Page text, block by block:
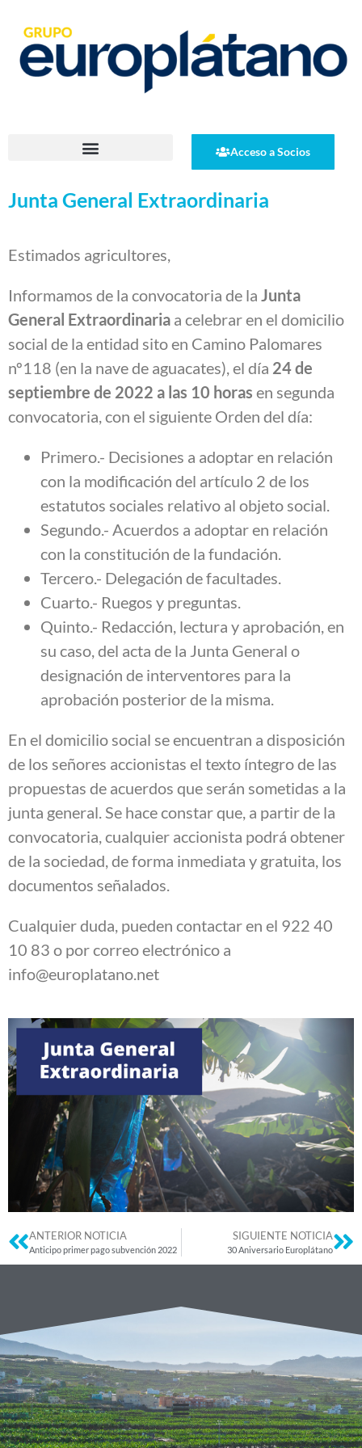
Acceso a Socios
Junta General Extraordinaria
Estimados agricultores,
Informamos de la convocatoria de la Junta
General Extraordinaria a celebrar en el domicilio
social de la entidad sito en Camino Palomares
nº118 (en la nave de aguacates), el día 24 de
septiembre de 2022 a las 10 horas en segunda
convocatoria, con el siguiente Orden del día:
Primero.- Decisiones a adoptar en relación
con la modificación del artículo 2 de los
estatutos sociales relativo al objeto social.
Segundo.- Acuerdos a adoptar en relación
con la constitución de la fundación.
Tercero.- Delegación de facultades.
Cuarto.- Ruegos y preguntas.
Quinto.- Redacción, lectura y aprobación, en
su caso, del acta de la Junta General o
designación de interventores para la
aprobación posterior de la misma.
En el domicilio social se encuentran a disposición
de los señores accionistas el texto íntegro de las
propuestas de acuerdos que serán sometidas a la
junta general. Se hace constar que, a partir de la
convocatoria, cualquier accionista podrá obtener
de la sociedad, de forma inmediata y gratuita, los
documentos señalados.
Cualquier duda, pueden contactar en el 922 40
10 83 o por correo electrónico a
info@europlatano.net
ANTERIOR NOTICIA
Anticipo primer pago subvención 2022
SIGUIENTE NOTICIA
30 Aniversario Europlátano